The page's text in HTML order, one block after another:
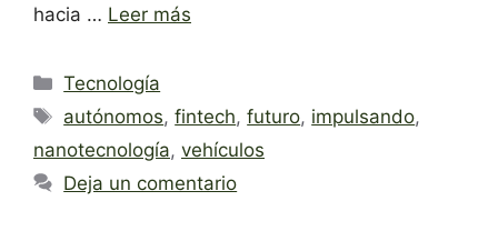
hacia … Leer más
Categorías
Tecnología
Etiquetas
autónomos,fintech,futuro, impulsando,
nanotecnología, vehículos
Deja un comentario